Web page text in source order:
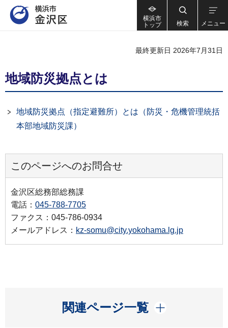
横浜市
トップ
検索 メニュー
最終更新日 2026年7月31日
地域防災拠点とは
地域防災拠点（指定避難所）とは（防災・危機管理統括
本部地域防災課）
このページへのお問合せ
金沢区総務部総務課
電話： 045-788-7705
ファクス：045-786-0934
メールアドレス： kz-somu@city.yokohama.lg.jp
関連ページ一覧
開く